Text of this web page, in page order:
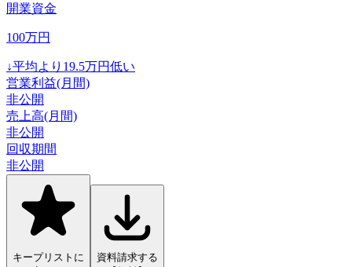
開業資金
100万円
↓平均より 19.5万円低い
営業利益(月間)
非公開
売上高(月間)
非公開
回収期間
非公開
キープリストに
資料請求する